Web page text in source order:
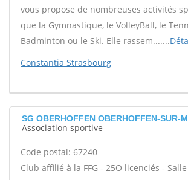
vous propose de nombreuses activités
que la Gymnastique, le VolleyBall, le
Badminton ou le Ski. Elle rassem.......
Constantia Strasbourg
SG OBERHOFFEN OBERHOFFEN-SUR-
Association sportive
Code postal: 67240
Club affilié à la FFG - 25O licenciés -